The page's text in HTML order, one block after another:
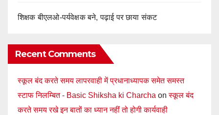
शिक्षक बीएलओ-पर्यवेक्षक बने, पढ़ाई पर छाया संकट
Recent Comments
स्कूल बंद करते समय लापरवाही में प्रधानाध्यापक समेत समस्त
स्टाफ निलम्बित - Basic Shiksha ki Charcha onस्कूल बंद
करते समय रखे इन बातों का ध्यान नहीं तो होगी कार्यवाही